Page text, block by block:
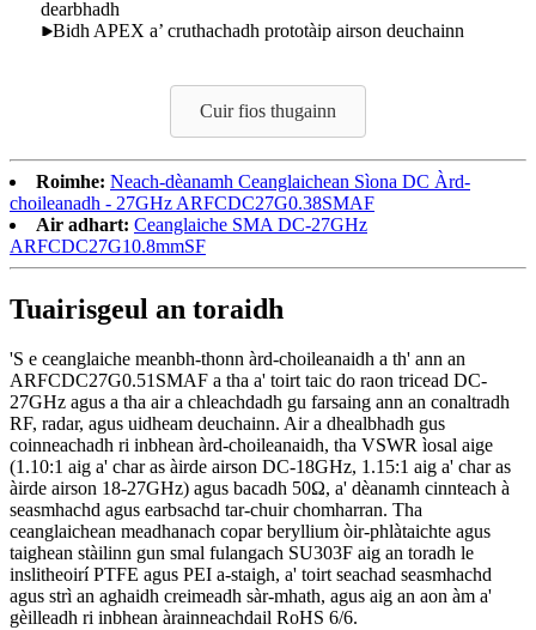
dearbhadh
Bidh APEX a’ cruthachadh prototàip airson deuchainn
Cuir fios thugainn
Roimhe: Neach-dèanamh Ceanglaichean Sìona DC Àrd-
choileanadh - 27GHz ARFCDC27G0.38SMAF
Air adhart: Ceanglaiche SMA DC-27GHz
ARFCDC27G10.8mmSF
Tuairisgeul an toraidh
'S e ceanglaiche meanbh-thonn àrd-choileanaidh a th' ann an
ARFCDC27G0.51SMAF a tha a' toirt taic do raon tricead DC-
27GHz agus a tha air a chleachdadh gu farsaing ann an conaltradh
RF, radar, agus uidheam deuchainn. Air a dhealbhadh gus
coinneachadh ri inbhean àrd-choileanaidh, tha VSWR ìosal aige
(1.10:1 aig a' char as àirde airson DC-18GHz, 1.15:1 aig a' char as
àirde airson 18-27GHz) agus bacadh 50Ω, a' dèanamh cinnteach à
seasmhachd agus earbsachd tar-chuir chomharran. Tha
ceanglaichean meadhanach copar beryllium òir-phlàtaichte agus
taighean stàilinn gun smal fulangach SU303F aig an toradh le
inslitheoirí PTFE agus PEI a-staigh, a' toirt seachad seasmhachd
agus strì an aghaidh creimeadh sàr-mhath, agus aig an aon àm a'
gèilleadh ri inbhean àrainneachdail RoHS 6/6.